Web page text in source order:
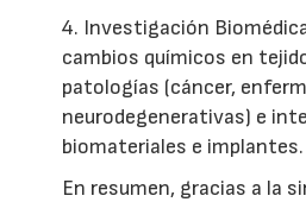
4. Investigación
cambios químicos en
patologías (cáncer,
neurodegenerativas) e
biomateriales e implantes.
En resumen, gracias a la